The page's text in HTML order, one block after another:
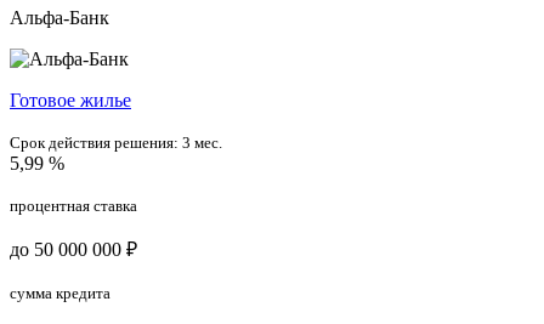
Альфа-Банк
Готовое жилье
Срок действия решения: 3 мес.
5,99 %
процентная ставка
до 50 000 000 ₽
сумма кредита